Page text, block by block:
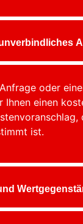
oder
Ihnen einen
ist.